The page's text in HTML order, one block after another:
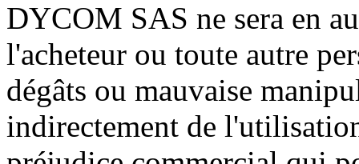
DYCOM SAS ne sera en
l'acheteur ou toute autre
dégâts ou mauvaise
indirectement de